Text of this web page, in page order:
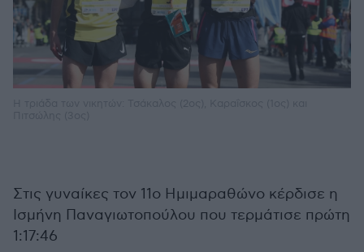
Στις γυναίκες τον 11ο Ημιμαραθώνο κέρδισε η
Ισμήνη Παναγιωτοπούλου που τερμάτισε πρώτη
1:17:46